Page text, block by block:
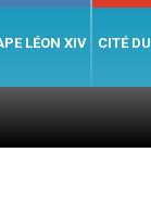
LÉON XIV CITÉ